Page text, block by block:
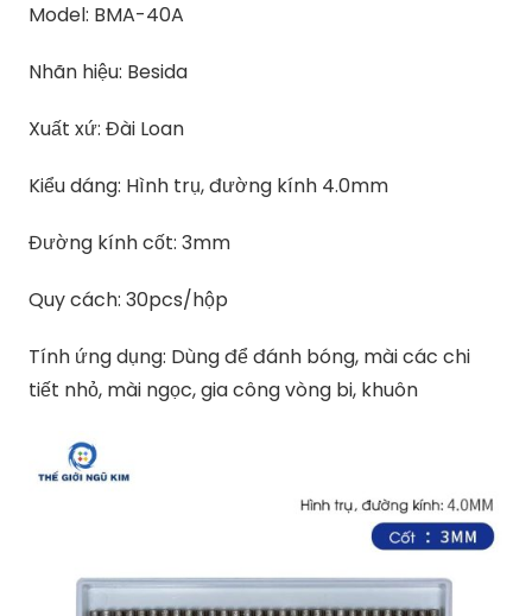
Model: BMA-40A
Nhãn hiệu: Besida
Xuất xứ: Đài Loan
Kiểu dáng: Hình trụ, đường kính 4.0mm
Đường kính cốt: 3mm
Quy cách: 30pcs/hộp
Tính ứng dụng: Dùng để đánh bóng, mài các chi
tiết nhỏ, mài ngọc, gia công vòng bi, khuôn